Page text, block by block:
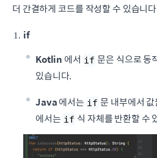
더 간결하게 코드를 작성할 수 있습니
if
Kotlin 에서 if 문은 식으로 동
있습니다.
Java에서는 if 문 내부에서
에서는 if 식 자체를 반환할 수